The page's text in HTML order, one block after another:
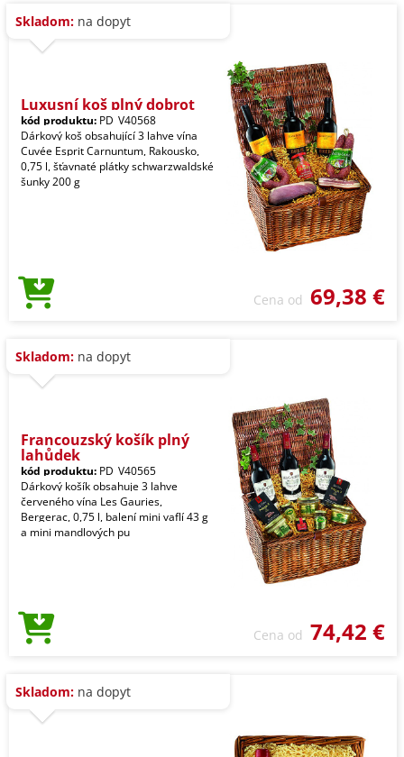
Skladom: na dopyt
Luxusní koš plný dobrot
kód produktu: PD_V40568
Dárkový koš obsahující 3 lahve vína
Cuvée Esprit Carnuntum, Rakousko,
0,75 l, šťavnaté plátky schwarzwaldské
šunky 200 g
Cena od 69,38 €
Skladom: na dopyt
Francouzský košík plný
lahůdek
kód produktu: PD_V40565
Dárkový košík obsahuje 3 lahve
červeného vína Les Gauries,
Bergerac, 0,75 l, balení mini vaflí 43 g
a mini mandlových pu
Cena od 74,42 €
Skladom: na dopyt